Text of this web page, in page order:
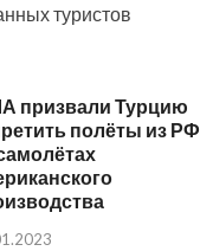
туристов
призвали Турцию
полёты из РФ